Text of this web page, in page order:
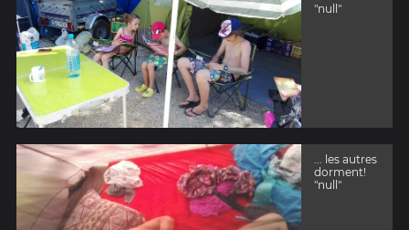
"null"
... les autres
dorment!
"null"